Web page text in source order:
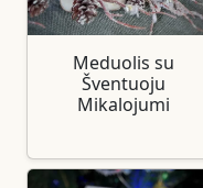
Meduolis su
Šventuoju
Mikalojumi